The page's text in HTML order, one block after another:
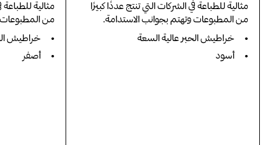
مثالية للطباعة
من المطبوعات
خراطيش
أصفر
مثالية للطباعة في الشركات التي تنتج عددًا كبيرًا
من المطبوعات وتهتم بجوانب الاستدامة.
خراطيش الحبر عالية السعة
أسود